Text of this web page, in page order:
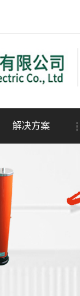
解决方案